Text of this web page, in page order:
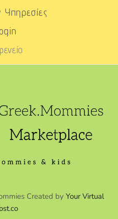
Υπηρεσίες
Created by Your Virtual